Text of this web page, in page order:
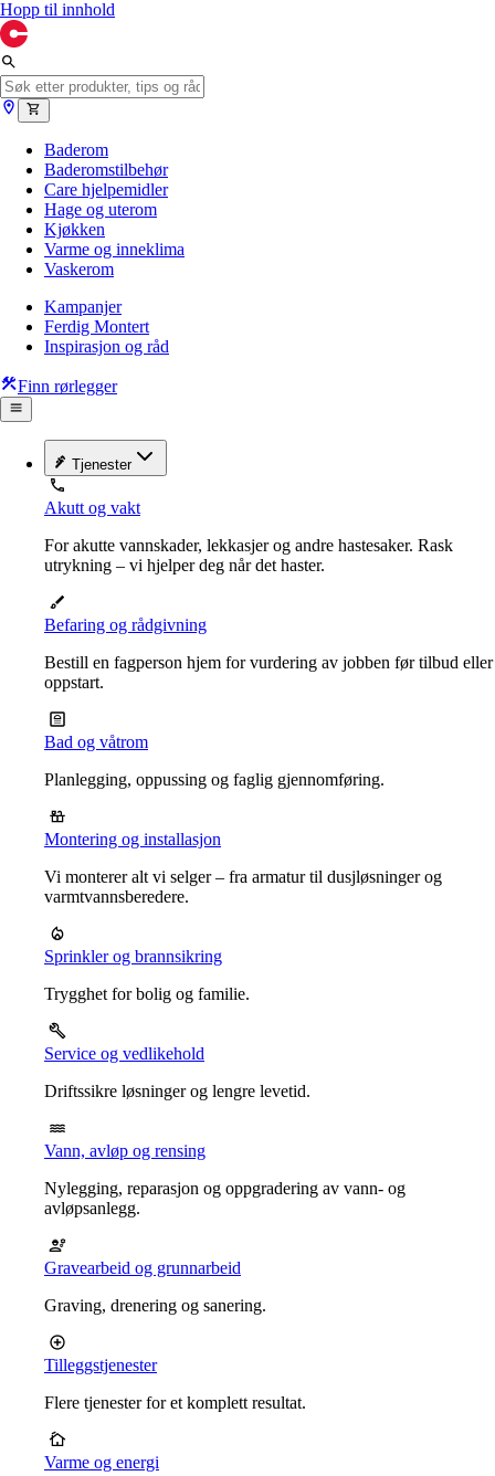
Hopp til innhold
Baderom
Baderomstilbehør
Care hjelpemidler
Hage og uterom
Kjøkken
Varme og inneklima
Vaskerom
Kampanjer
Ferdig Montert
Inspirasjon og råd
Finn rørlegger
Tjenester
Akutt og vakt
For akutte vannskader, lekkasjer og andre hastesaker. Rask
utrykning – vi hjelper deg når det haster.
Befaring og rådgivning
Bestill en fagperson hjem for vurdering av jobben før tilbud eller
oppstart.
Bad og våtrom
Planlegging, oppussing og faglig gjennomføring.
Montering og installasjon
Vi monterer alt vi selger – fra armatur til dusjløsninger og
varmtvannsberedere.
Sprinkler og brannsikring
Trygghet for bolig og familie.
Service og vedlikehold
Driftssikre løsninger og lengre levetid.
Vann, avløp og rensing
Nylegging, reparasjon og oppgradering av vann- og
avløpsanlegg.
Gravearbeid og grunnarbeid
Graving, drenering og sanering.
Tilleggstjenester
Flere tjenester for et komplett resultat.
Varme og energi